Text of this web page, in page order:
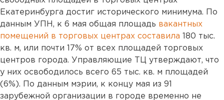
Екатеринбурга достиг исторического минимума. По
данным УПН, к 6 мая общая площадь вакантных
помещений в торговых центрах составила 180 тыс.
кв. м, или почти 17% от всех площадей торговых
центров города. Управляющие ТЦ утверждают, что
у них освободилось всего 65 тыс. кв. м площадей
(6%). По данным мэрии, к концу мая из 91
зарубежной организации в городе временно не